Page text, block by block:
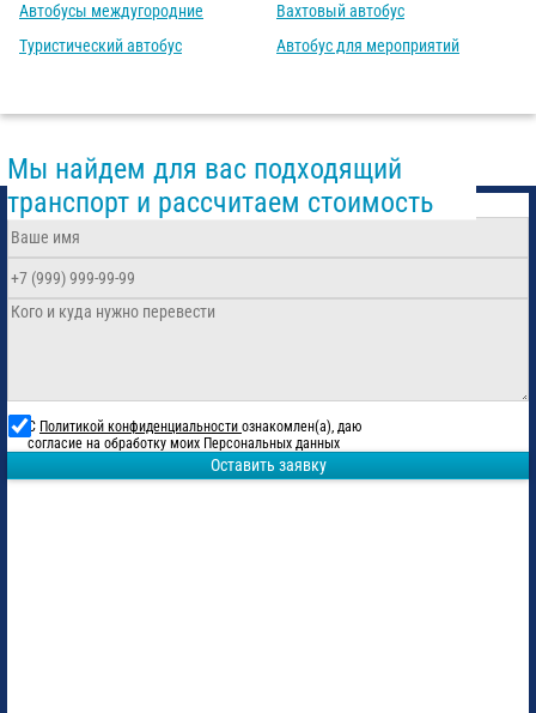
Автобусы междугородние
Туристический автобус
Вахтовый автобус
Автобус для мероприятий
Мы найдем для вас подходящий
транспорт и рассчитаем стоимость
С Политикой конфиденциальности ознакомлен(а), даю
согласие на обработку моих Персональных данных
Оставить заявку